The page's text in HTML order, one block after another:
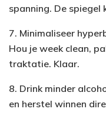
spanning. De spiegel
7. Minimaliseer
Hou je week clean,
traktatie. Klaar.
8. Drink minder
en herstel winnen